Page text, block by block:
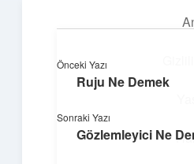
Huzurlu
Hayatına ferahlık
Önceki Yazı
Ruju Ne Demek
Sonraki Yazı
Gözlemleyici Ne